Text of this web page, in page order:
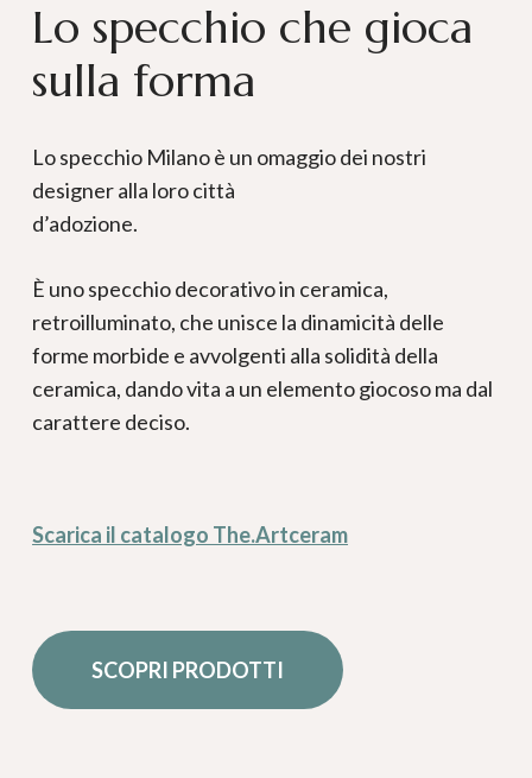
Lo specchio che gioca
sulla forma
Lo specchio Milano è un omaggio dei nostri
designer alla loro città
d’adozione.
È uno specchio decorativo in ceramica,
retroilluminato, che unisce la dinamicità delle
forme morbide e avvolgenti alla solidità della
ceramica, dando vita a un elemento giocoso ma dal
carattere deciso.
Scarica il catalogo The.Artceram
SCOPRI PRODOTTI